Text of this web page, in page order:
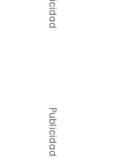
Publicidad